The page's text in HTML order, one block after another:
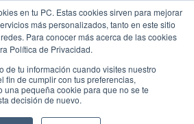
en tu PC. Estas cookies sirven para mejorar
más personalizados, tanto en este sitio
Para conocer más acerca de las cookies
Política de Privacidad.
de tu información cuando visites nuestro
fin de cumplir con tus preferencias,
una pequeña cookie para que no se te
decisión de nuevo.
GLC 43 COUPÉ